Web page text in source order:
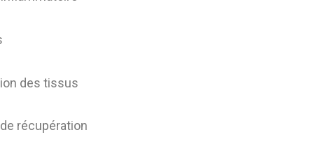
des tissus
récupération